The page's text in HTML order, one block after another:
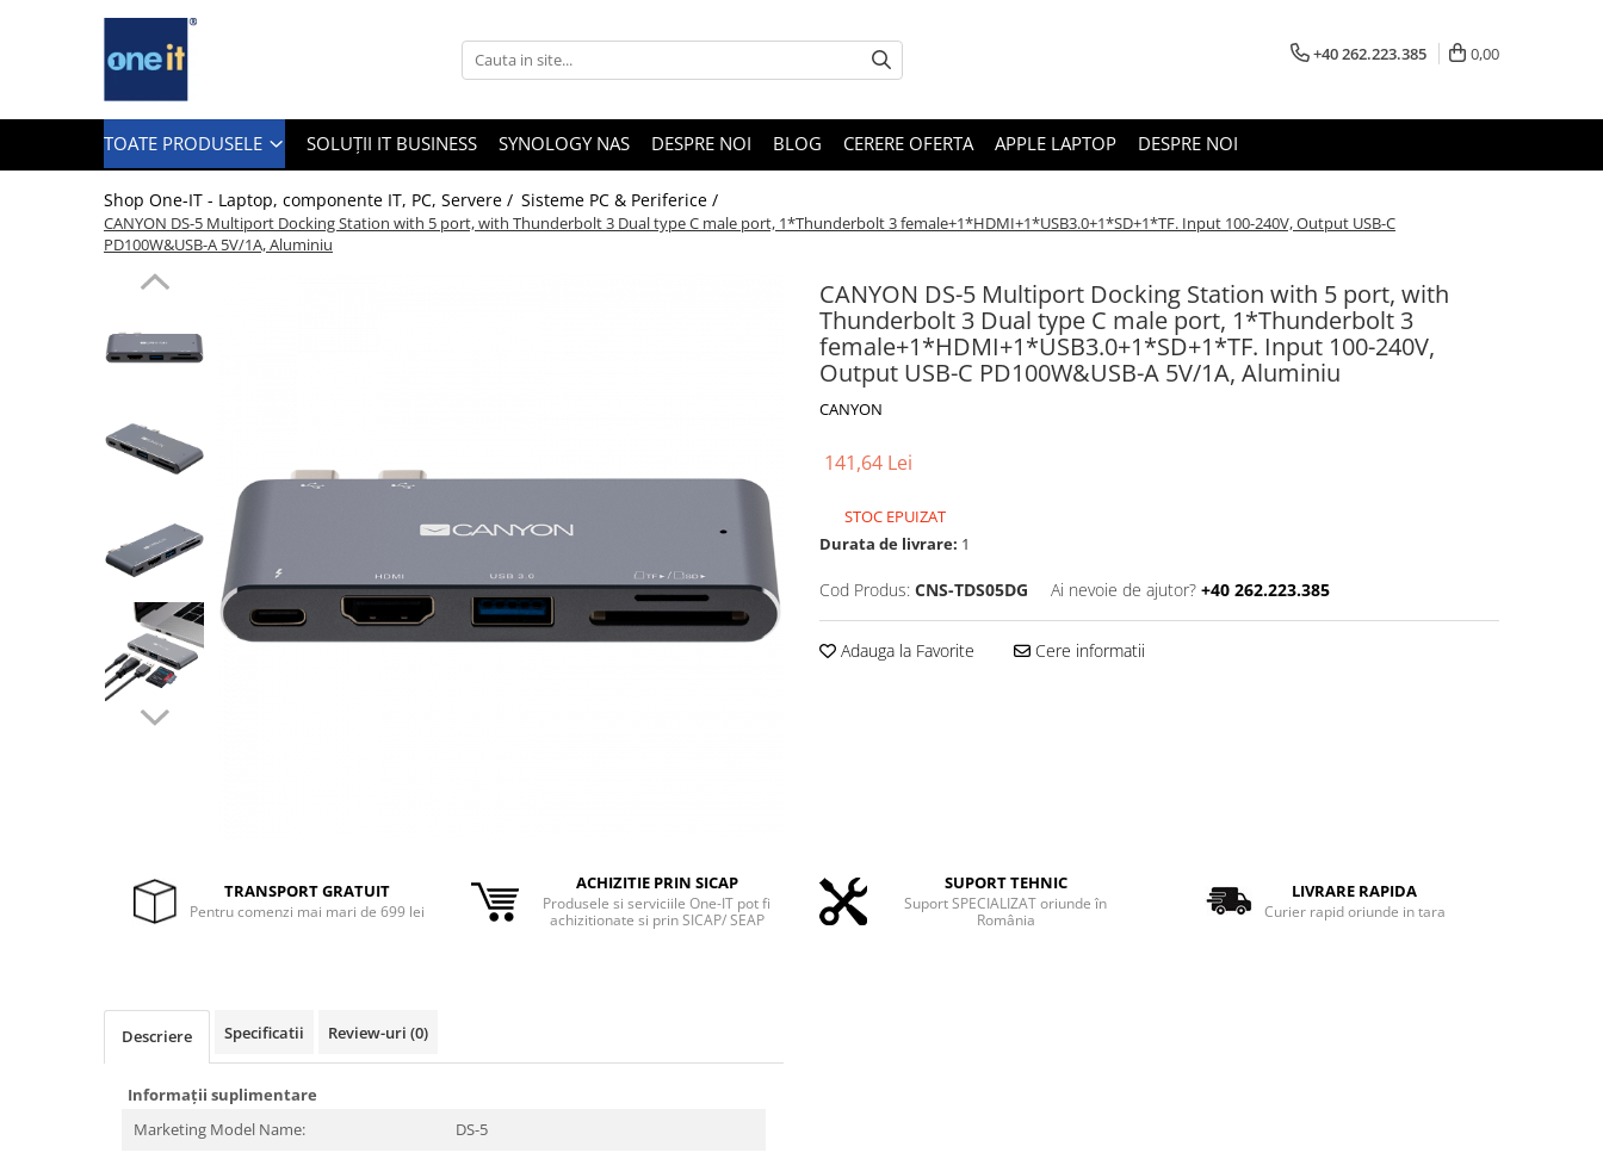
Toate Produsele
Laptop / Notebook
Notebook Consumer
Componente Laptop
Telefoane & accesorii
Inele Smart
Ochelari Smart
Smartphone IPhone
Sisteme PC & Periferice
Microfoane & Casti Gaming
Mouse Gaming
Card Reader
Periferice PC
+40 262.223.385 0,00
TOATE PRODUSELE SOLUȚII IT BUSINESS SYNOLOGY NAS DESPRE NOI BLOG CERERE OFERTA APPLE LAPTOP DESPRE NOI
Shop One-IT - Laptop, componente IT, PC, Servere / Sisteme PC & Periferice /
CANYON DS-5 Multiport Docking Station with 5 port, with Thunderbolt 3 Dual type C male port, 1*Thunderbolt 3 female+1*HDMI+1*USB3.0+1*SD+1*TF. Input 100-240V, Output USB-C
PD100W&USB-A 5V/1A, Aluminiu
CANYON DS-5 Multiport Docking Station with 5 port, with
Thunderbolt 3 Dual type C male port, 1*Thunderbolt 3
female+1*HDMI+1*USB3.0+1*SD+1*TF. Input 100-240V,
Output USB-C PD100W&USB-A 5V/1A, Aluminiu
CANYON
141,64 Lei
STOC EPUIZAT
Durata de livrare: 1
Cod Produs: CNS-TDS05DG Ai nevoie de ajutor? +40 262.223.385
Adauga la Favorite Cere informatii
TRANSPORT GRATUIT
Pentru comenzi mai mari de 699 lei
ACHIZITIE PRIN SICAP
Produsele si serviciile One-IT pot fi
achizitionate si prin SICAP/ SEAP
SUPORT TEHNIC
Suport SPECIALIZAT oriunde în
România
LIVRARE RAPIDA
Curier rapid oriunde in tara
Descriere Specificatii Review-uri (0)
Informații suplimentare
Marketing Model Name:
DS-5